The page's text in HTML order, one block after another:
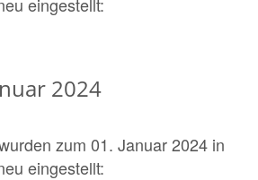
2024
zum 01. Januar 2024 in
eingestellt: